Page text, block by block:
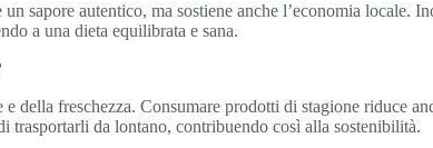
sapore autentico, ma sostiene anche l’economia locale.
a una dieta equilibrata e sana.
della freschezza. Consumare prodotti di stagione riduce
trasportarli da lontano, contribuendo così alla sostenibilità.